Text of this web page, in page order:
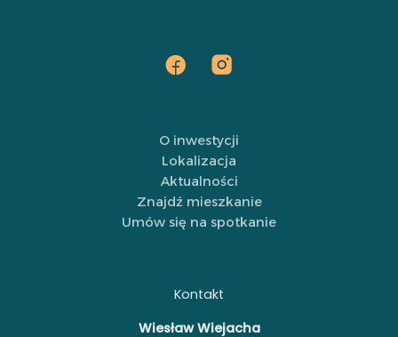
O inwestycji
Lokalizacja
Aktualności
Znajdź mieszkanie
Umów się na spotkanie
Kontakt
Wiesław Wiejacha